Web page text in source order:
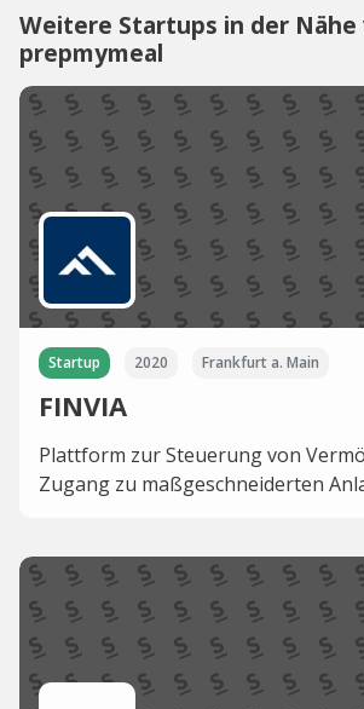
Weitere Startups in der Nähe
prepmymeal
Startup 2020 Frankfurt a. Main
FINVIA
Plattform zur Steuerung von
Zugang zu maßgeschneiderten